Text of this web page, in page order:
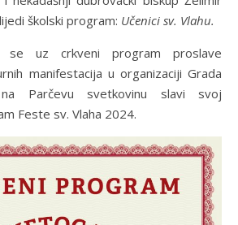
školski program: Učenici sv. Vlahu.
se uz crkveni program proslave
manifestacija u organizaciji Grada
Parčevu svetkovinu slavi svoj
Feste sv. Vlaha 2024.